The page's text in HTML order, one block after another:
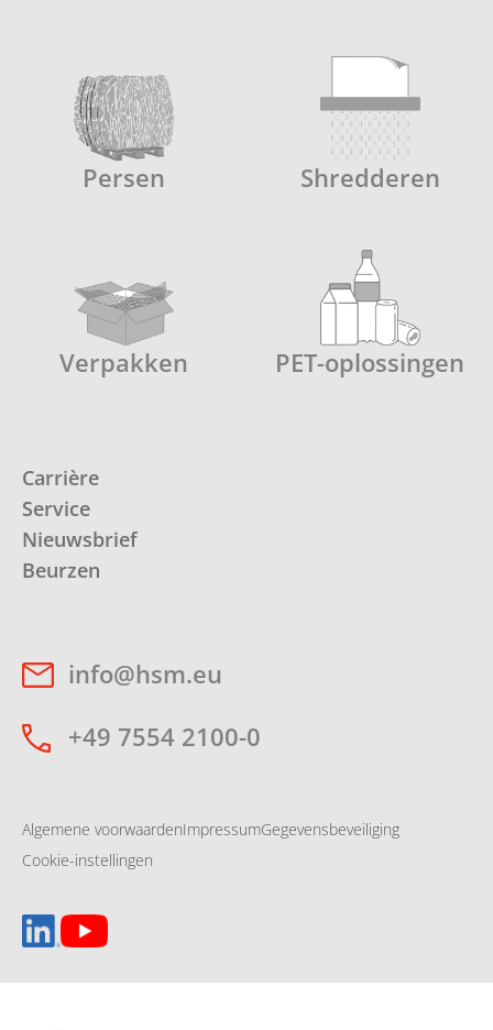
Persen Shredderen
Verpakken PET-oplossingen
Carrière
Service
Nieuwsbrief
Beurzen
info@hsm.eu
+49 7554 2100-0
Algemene voorwaardenImpressumGegevensbeveiliging
Cookie-instellingen